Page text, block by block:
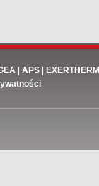
APS EXERTHERM